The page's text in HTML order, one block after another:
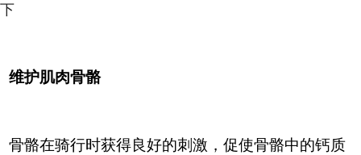
下
维护肌肉骨骼
骨骼在骑行时获得良好的刺激，促使骨骼中的钙质